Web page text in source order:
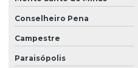
Conselheiro Pena
Campestre
Paraisópolis